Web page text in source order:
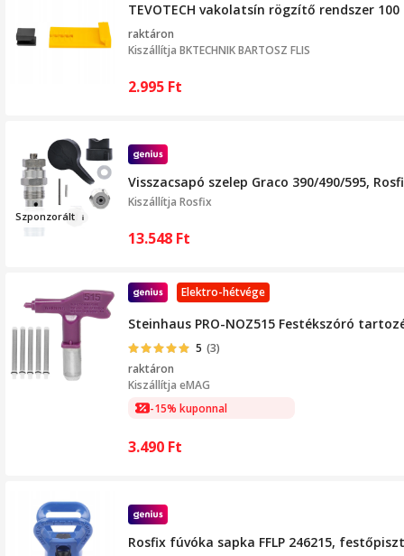
TEVOTECH vakolatsín rögzítő rendszer
raktáron
Kiszállítja BKTECHNIK BARTOSZ FLIS
2.995 Ft
Szponzorált
Visszacsapó szelep Graco 390/490/595,
Kiszállítja Rosfix
13.548 Ft
Elektro-hétvége
Steinhaus PRO-NOZ515 Festékszóró
5 (3)
raktáron
Kiszállítja eMAG
-15% kuponnal
3.490 Ft
Rosfix fúvóka sapka FFLP 246215,